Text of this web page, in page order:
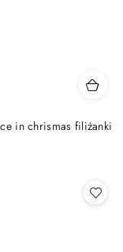
in chrismas filiżanki